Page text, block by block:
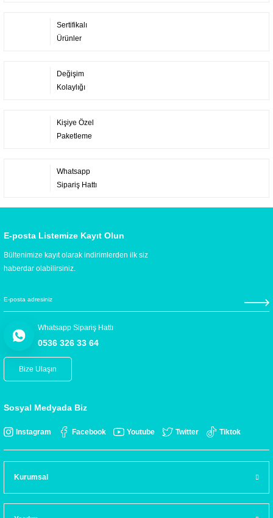
Sertifikalı
Ürünler
Değişim
Kolaylığı
Kişiye Özel
Paketleme
Whatsapp
Sipariş Hattı
E-posta Listemize Kayıt Olun
Bültenimize kayıt olarak indirimlerden ilk siz
haberdar olabilirsiniz.
Whatsapp Sipariş Hattı
0536 326 33 64
Bize Ulaşın
Sosyal Medyada Biz
Instagram Facebook Youtube Twitter Tiktok
Kurumsal